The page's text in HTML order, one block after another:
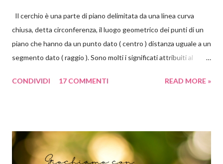
Il cerchio è una parte di piano delimitata da una linea curva
chiusa, detta circonferenza, il luogo geometrico dei punti di un
piano che hanno da un punto dato ( centro ) distanza uguale a un
segmento dato ( raggio ). Sono molti i significati attribuiti al
presenta né un inizio né una fine, non presenta spigoli.
Secondo la psicologia delle forme, le forme arrotondate come
cerchi ed ovali tendono a inviare un messaggio emotivo positivo
CONDIVIDI 17 COMMENTI READ MORE »